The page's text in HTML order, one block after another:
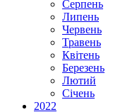
Серпень
Липень
Червень
Травень
Квітень
Березень
Лютий
Січень
2022